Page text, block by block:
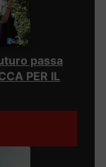
passa
PER IL